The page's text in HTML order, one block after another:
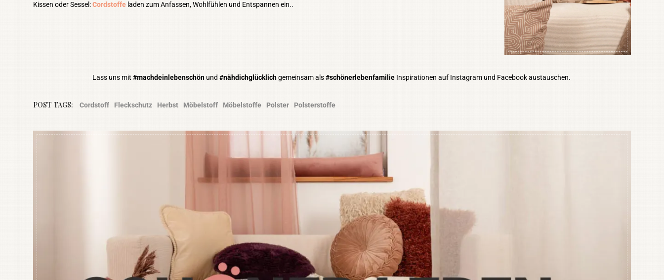
Kissen oder Sessel:Cordstoffe laden zum Anfassen, Wohlfühlen und Entspannen ein..
Lass uns mit #machdeinlebenschönund #nähdichglücklichgemeinsam als#schönerlebenfamilie Inspirationen auf Instagram und Facebook austauschen.
POST TAGS: Cordstoff Fleckschutz Herbst Möbelstoff Möbelstoffe Polster Polsterstoffe